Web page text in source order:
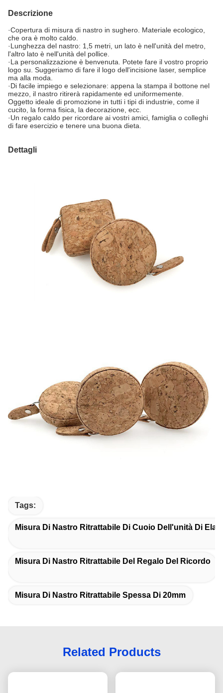
Descrizione
·Copertura di misura di nastro in sughero. Materiale ecologico,
che ora è molto caldo.
·Lunghezza del nastro: 1,5 metri, un lato è nell'unità del metro,
l'altro lato è nell'unità del pollice.
·La personalizzazione è benvenuta. Potete fare il vostro proprio
logo su. Suggeriamo di fare il logo dell'incisione laser, semplice
ma alla moda.
·Di facile impiego e selezionare: appena la stampa il bottone nel
mezzo, il nastro ritirerà rapidamente ed uniformemente.
Oggetto ideale di promozione in tutti i tipi di industrie, come il
cucito, la forma fisica, la decorazione, ecc.
·Un regalo caldo per ricordare ai vostri amici, famiglia o colleghi
di fare esercizio e tenere una buona dieta.
Dettagli
Tags:
Misura Di Nastro Ritrattabile Di Cuoio Dell'unità Di
Misura Di Nastro Ritrattabile Del Regalo Del Ricordo
Misura Di Nastro Ritrattabile Spessa Di 20mm
Related Products